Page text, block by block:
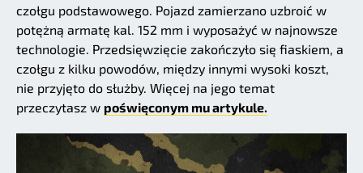
czołgu podstawowego. Pojazd zamierzano uzbroić w
potężną armatę kal. 152 mm i wyposażyć w najnowsze
technologie. Przedsięwzięcie zakończyło się fiaskiem, a
czołgu z kilku powodów, między innymi wysoki koszt,
nie przyjęto do służby. Więcej na jego temat
przeczytasz w poświęconym mu artykule.